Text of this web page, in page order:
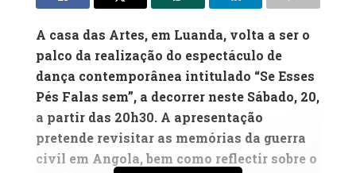
A casa das Artes, em Luanda, volta a ser o
palco da realização do espectáculo de
dança contemporânea intitulado “Se Esses
Pés Falas sem”, a decorrer neste Sábado, 20,
a partir das 20h30. A apresentação
pretende revisitar as memórias da guerra
civil em Angola, bem como reflectir sobre o